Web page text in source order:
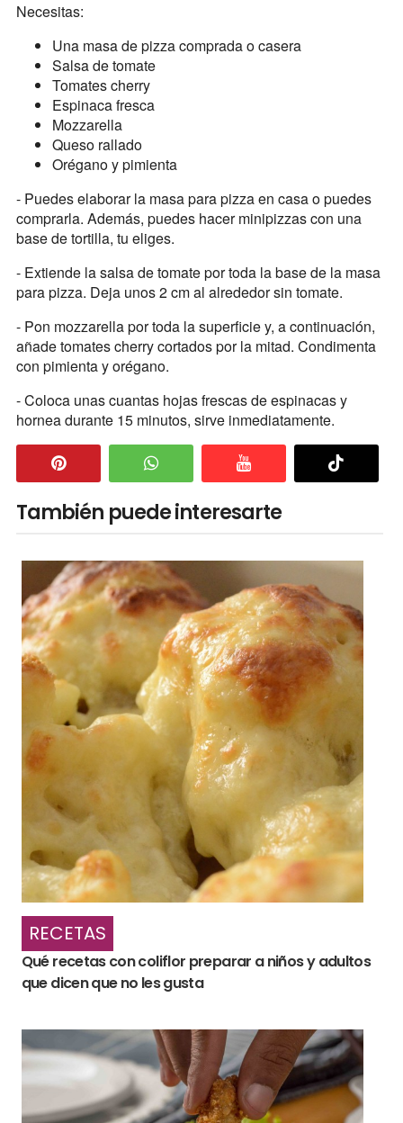
Necesitas:
Una masa de pizza comprada o casera
Salsa de tomate
Tomates cherry
Espinaca fresca
Mozzarella
Queso rallado
Orégano y pimienta
- Puedes elaborar la masa para pizza en casa o puedes
comprarla. Además, puedes hacer minipizzas con una
base de tortilla, tu eliges.
- Extiende la salsa de tomate por toda la base de la masa
para pizza. Deja unos 2 cm al alrededor sin tomate.
- Pon mozzarella por toda la superficie y, a continuación,
añade tomates cherry cortados por la mitad. Condimenta
con pimienta y orégano.
- Coloca unas cuantas hojas frescas de espinacas y
hornea durante 15 minutos, sirve inmediatamente.
También puede interesarte
RECETAS
Qué recetas con coliflor preparar a niños y adultos
que dicen que no les gusta